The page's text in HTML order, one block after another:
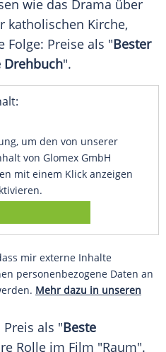
wie das Drama über
katholischen Kirche,
Folge: Preise als "Bester
Drehbuch".
um den von unserer
von Glomex GmbH
mit einem Klick anzeigen
mir externe Inhalte
personenbezogene Daten an
Mehr dazu in unseren
als "Beste
Rolle im Film "Raum".